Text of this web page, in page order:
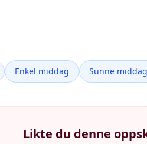
Enkel middag Sunne
Likte du denne